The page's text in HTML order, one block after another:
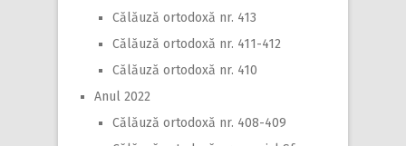
Călăuză ortodoxă nr. 413
Călăuză ortodoxă nr. 411-412
Călăuză ortodoxă nr. 410
Anul 2022
Călăuză ortodoxă nr. 408-409